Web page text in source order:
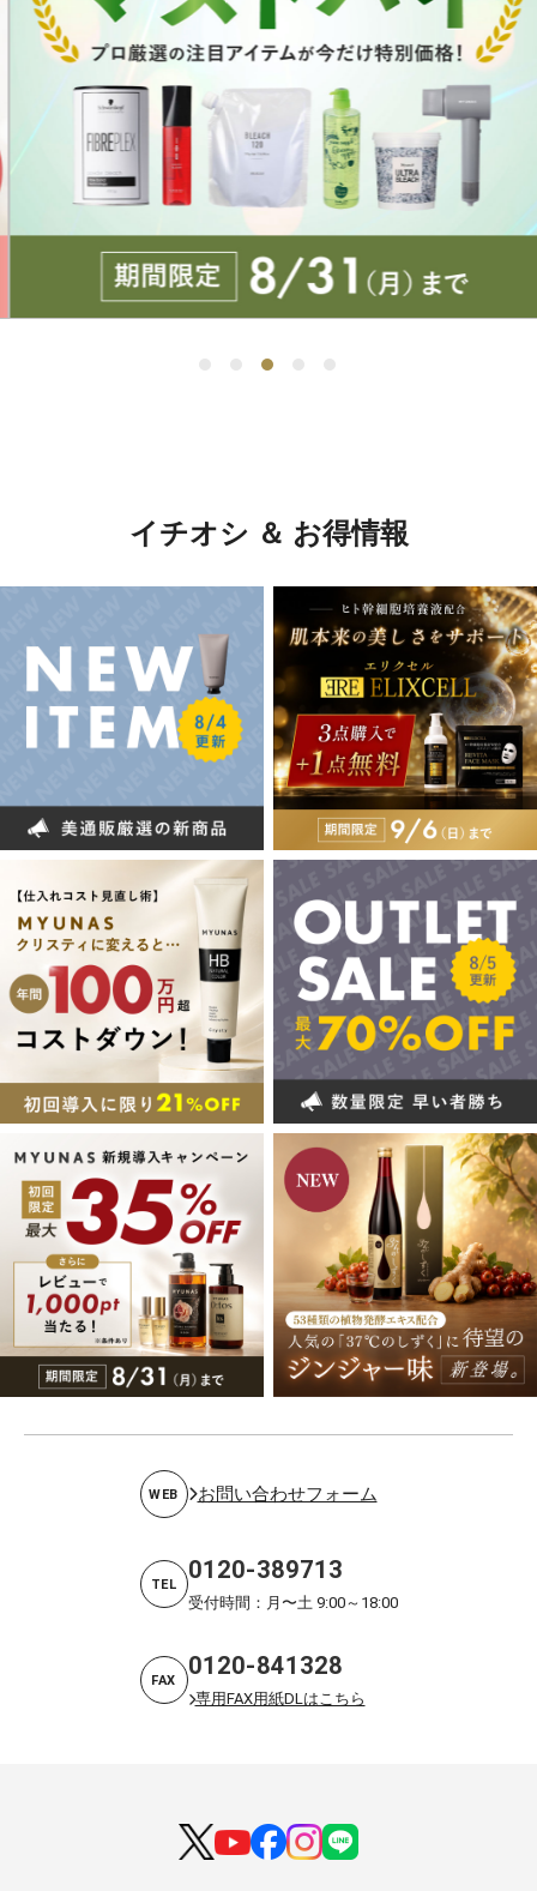
イチオシ ＆ お得情報
WEB お問い合わせフォーム
TEL 0120-389713
受付時間：月〜土 9:00～18:00
FAX 0120-841328
専用FAX用紙DLはこちら